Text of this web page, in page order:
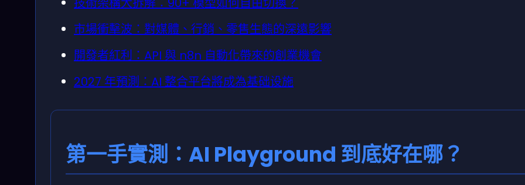
市場衝擊波：對媒體、行銷、零售生態的深遠影響
開發者紅利：API 與 n8n 自動化帶來的創業機會
2027 年預測：AI 整合平台將成為基础设施
第一手實測：AI Playground 到底好在哪？